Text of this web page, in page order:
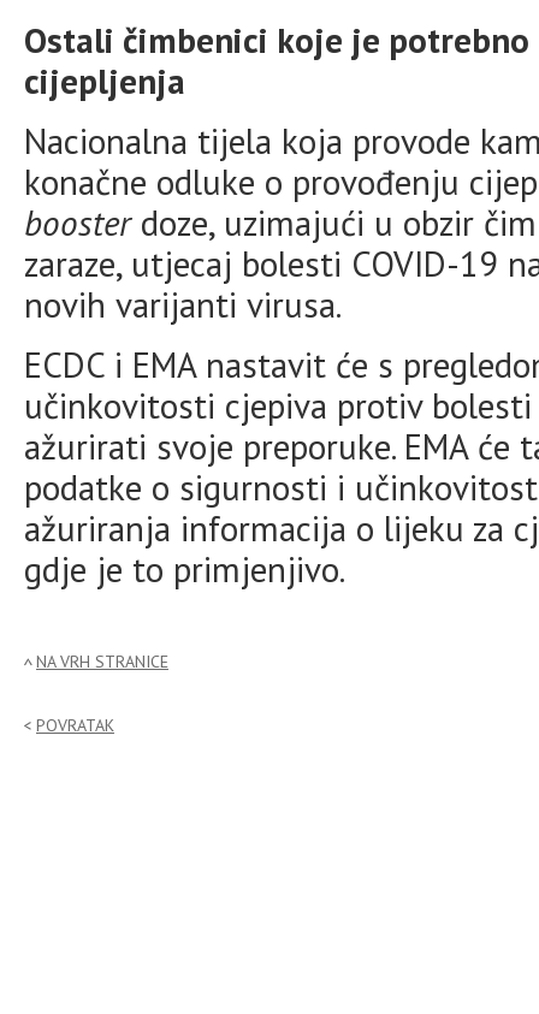
Ostali čimbenici koje je
cijepljenja
Nacionalna tijela koja provode
konačne odluke o provođenju
booster doze, uzimajući u obzir
zaraze, utjecaj bolesti COVID-19
novih varijanti virusa.
ECDC i EMA nastavit će s
učinkovitosti cjepiva protiv
ažurirati svoje preporuke. EMA
podatke o sigurnosti i
ažuriranja informacija o lijeku za
gdje je to primjenjivo.
NA VRH STRANICE
POVRATAK